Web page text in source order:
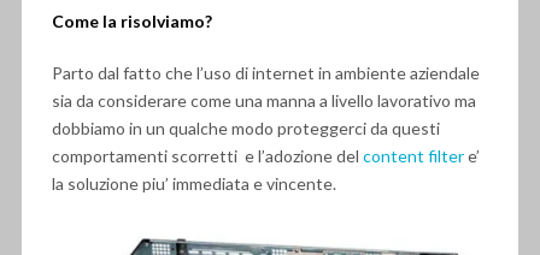
Come la risolviamo?
Parto dal fatto che l’uso di internet in ambiente aziendale
sia da considerare come una manna a livello lavorativo ma
dobbiamo in un qualche modo proteggerci da questi
comportamenti scorretti e l’adozione del content filtere’
la soluzione piu’ immediata e vincente.